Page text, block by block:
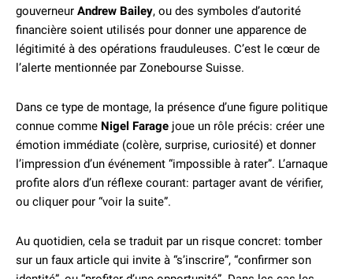
gouverneur Andrew Bailey, ou des symboles d’autorité
financière soient utilisés pour donner une apparence de
légitimité à des opérations frauduleuses. C’est le cœur de
l’alerte mentionnée par Zonebourse Suisse.
Dans ce type de montage, la présence d’une figure politique
connue comme Nigel Farage joue un rôle précis: créer une
émotion immédiate (colère, surprise, curiosité) et donner
l’impression d’un événement “impossible à rater”. L’arnaque
profite alors d’un réflexe courant: partager avant de vérifier,
ou cliquer pour “voir la suite”.
Au quotidien, cela se traduit par un risque concret: tomber
sur un faux article qui invite à “s’inscrire”, “confirmer son